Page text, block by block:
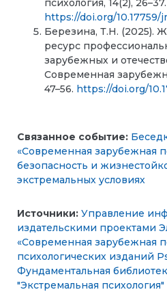
психология, 14(2), 26–37.
https://doi.org/10.17759/
Березина, Т.Н. (2025).
ресурс
зарубежных и
Современная
47–56. https://doi.org/
Связанное событие:
«Современная зарубежная
безопасность и
экстремальных условиях
Источники: Управление
издательскими проектами
«Современная зарубежная
психологических изданий
Фундаментальная
"Экстремальная психология"